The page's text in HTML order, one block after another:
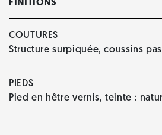
FINITIONS
COUTURES
Structure surpiquée, coussins
PIEDS
Pied en hêtre vernis, teinte :